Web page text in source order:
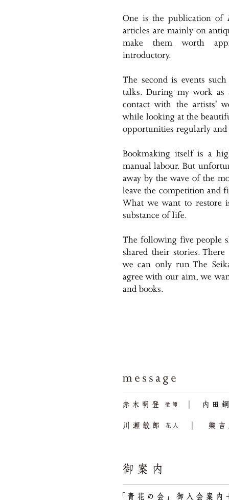
One is the publication of
articles are mainly on
make them worth
introductory.
The second is events
talks. During my work
contact with the artists'
while looking at the
opportunities regularly and
Bookmaking itself is a
manual labour. But
away by the wave of the
leave the competition and
What we want to restore
substance of life.
The following five people
shared their stories.
we can only run The
agree with our aim, we
and books.